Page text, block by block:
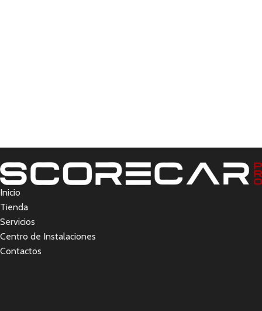
Inicio
Tienda
Servicios
Centro de Instalaciones
Contactos